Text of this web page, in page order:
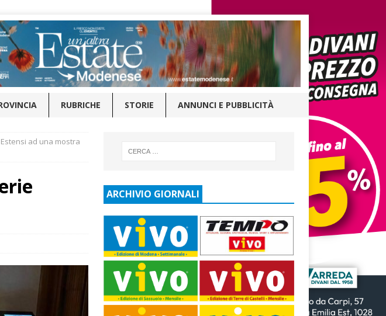
RUBRICHE STORIE ANNUNCI E PUBBLICITÀ
ad una mostra
ARCHIVIO GIORNALI